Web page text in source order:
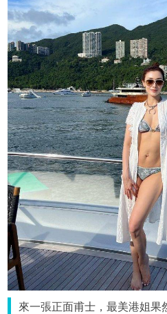
來一張正面甫士，最美港姐果